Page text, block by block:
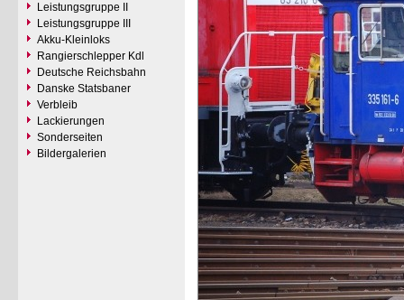
Leistungsgruppe II
Leistungsgruppe III
Akku-Kleinloks
Rangierschlepper Kdl
Deutsche Reichsbahn
Danske Statsbaner
Verbleib
Lackierungen
Sonderseiten
Bildergalerien